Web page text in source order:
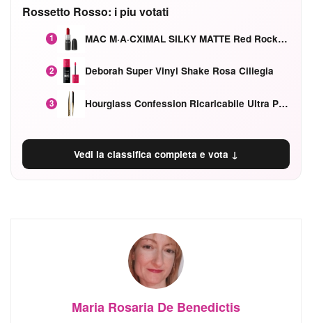
Rossetto Rosso: i piu votati
1 MAC M·A·CXIMAL SILKY MATTE Red Rock mat
2 Deborah Super Vinyl Shake Rosa Ciliegia
3 Hourglass Confession Ricaricabile Ultra Preciso Ad Alta Intensità Secretly Classic Red
Vedi la classifica completa e vota ↓
Maria Rosaria De Benedictis